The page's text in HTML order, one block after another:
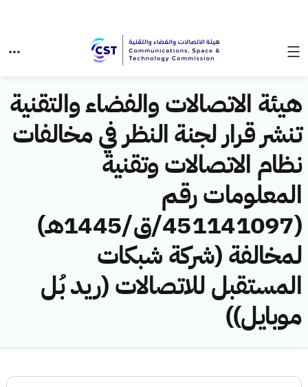
هيئة الاتصالات والفضاء والتقنية
تنشر قرار لجنة النظر في مخالفات
نظام الاتصالات وتقنية
المعلومات رقم
(451141097/ق/1445هـ)
لمخالفة (شركة شبكات
المستقبل للاتصالات (ريد بُل
موبايل))